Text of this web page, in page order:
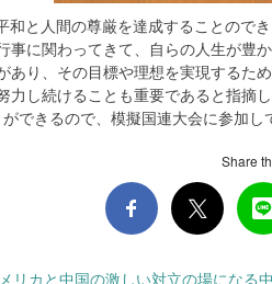
和と人間の尊厳を達成することので
事に関わってきて、自らの人生が豊
あり、その目標や理想を実現するた
力し続けることも重要であると指摘
できるので、模擬国連大会に参加
Share
リカと中国の激しい対立の場にな